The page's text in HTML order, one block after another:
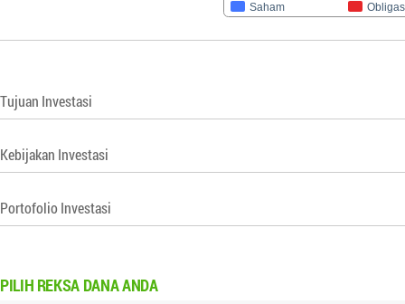
Saham
Tujuan Investasi
Kebijakan Investasi
Portofolio Investasi
PILIH REKSA DANA ANDA